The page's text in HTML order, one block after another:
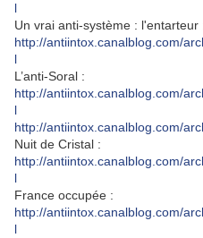
l
Un vrai anti-système : l'entarteur
http://antiintox.canalblog.com/
l
L’anti-Soral :
http://antiintox.canalblog.com/
l
http://antiintox.canalblog.com/
Nuit de Cristal :
http://antiintox.canalblog.com/
l
France occupée :
http://antiintox.canalblog.com/
l